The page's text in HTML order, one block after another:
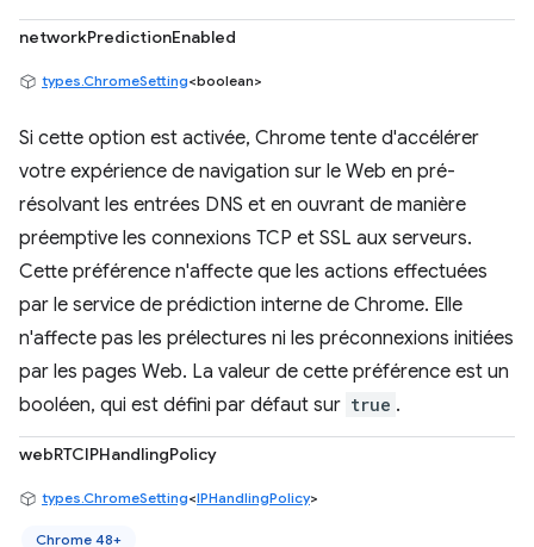
networkPredictionEnabled
types.ChromeSetting<boolean>
Si cette option est activée, Chrome tente d'accélérer
votre expérience de navigation sur le Web en pré-
résolvant les entrées DNS et en ouvrant de manière
préemptive les connexions TCP et SSL aux serveurs.
Cette préférence n'affecte que les actions effectuées
par le service de prédiction interne de Chrome. Elle
n'affecte pas les prélectures ni les préconnexions initiées
par les pages Web. La valeur de cette préférence est un
booléen, qui est défini par défaut sur true .
webRTCIPHandlingPolicy
types.ChromeSetting<IPHandlingPolicy>
Chrome 48+